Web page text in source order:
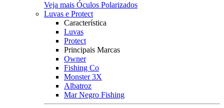
Veja mais Óculos Polarizados
Luvas e Protect
Característica
Luvas
Protect
Principais Marcas
Owner
Fishing Co
Monster 3X
Albatroz
Mar Negro Fishing